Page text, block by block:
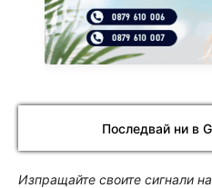
Последвай ни в
Изпращайте своите сигнали на